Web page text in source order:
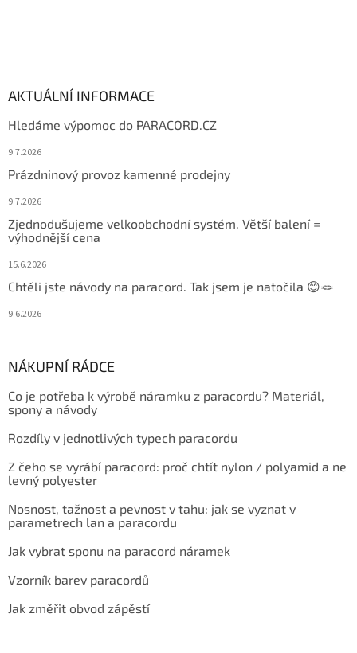
AKTUÁLNÍ INFORMACE
Hledáme výpomoc do PARACORD.CZ
9.7.2026
Prázdninový provoz kamenné prodejny
9.7.2026
Zjednodušujeme velkoobchodní systém. Větší balení =
výhodnější cena
15.6.2026
Chtěli jste návody na paracord. Tak jsem je natočila 😊🪢
9.6.2026
NÁKUPNÍ RÁDCE
Co je potřeba k výrobě náramku z paracordu? Materiál,
spony a návody
Rozdíly v jednotlivých typech paracordu
Z čeho se vyrábí paracord: proč chtít nylon / polyamid a ne
levný polyester
Nosnost, tažnost a pevnost v tahu: jak se vyznat v
parametrech lan a paracordu
Jak vybrat sponu na paracord náramek
Vzorník barev paracordů
Jak změřit obvod zápěstí